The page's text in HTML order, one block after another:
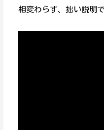
相変わらず、拙い説明